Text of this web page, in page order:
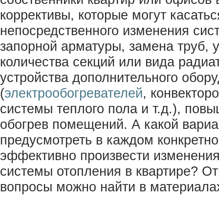
коррективы, которые могут
непосредственного изменения
запорной арматуры, замена труб,
количества секций или вида
устройства дополнительного
(электрообогревателей,
системы теплого пола и т.д.),
обогрев помещений. А какой
предусмотреть в каждом
эффективно произвести
системы отопления в квартире?
вопросы можно найти в